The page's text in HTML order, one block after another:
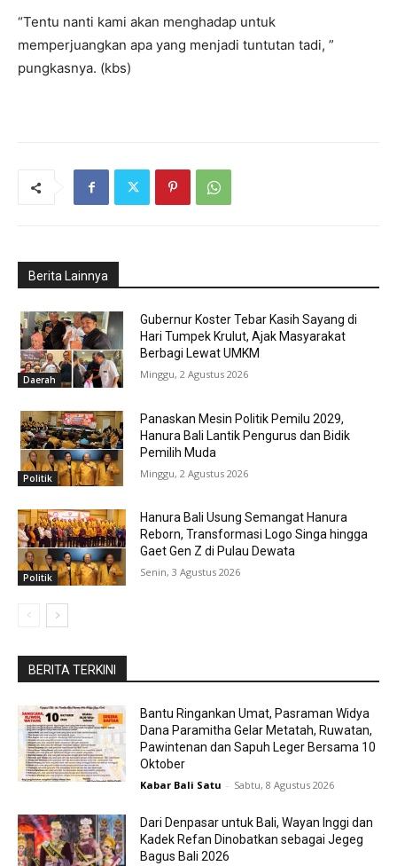
“Tentu nanti kami akan menghadap untuk
memperjuangkan apa yang menjadi tuntutan tadi, ”
pungkasnya. (kbs)
Berita Lainnya
Daerah
Gubernur Koster Tebar Kasih Sayang di
Hari Tumpek Krulut, Ajak Masyarakat
Berbagi Lewat UMKM
Minggu, 2 Agustus 2026
Politik
Panaskan Mesin Politik Pemilu 2029,
Hanura Bali Lantik Pengurus dan Bidik
Pemilih Muda
Minggu, 2 Agustus 2026
Politik
Hanura Bali Usung Semangat Hanura
Reborn, Transformasi Logo Singa hingga
Gaet Gen Z di Pulau Dewata
Senin, 3 Agustus 2026
BERITA TERKINI
Bantu Ringankan Umat, Pasraman Widya
Dana Paramitha Gelar Metatah, Ruwatan,
Pawintenan dan Sapuh Leger Bersama 10
Oktober
Kabar Bali Satu - Sabtu, 8 Agustus 2026
Dari Denpasar untuk Bali, Wayan Inggi dan
Kadek Refan Dinobatkan sebagai Jegeg
Bagus Bali 2026